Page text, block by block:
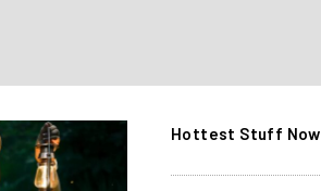
Hottest Stuff Now